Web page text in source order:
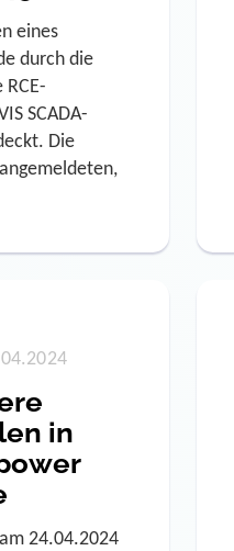
eines
durch die
SCADA-
Die
in
24.04.2024